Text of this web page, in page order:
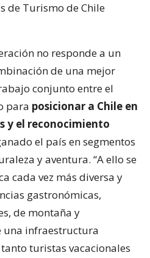
de Turismo de Chile
no responde a un
de una mejor
conjunto entre el
para posicionar a Chile en
y el reconocimiento
el país en segmentos
y aventura. “A ello se
cada vez más diversa y
gastronómicas,
de montaña y
una infraestructura
turistas vacacionales